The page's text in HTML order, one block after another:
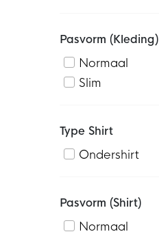
Pasvorm (kleding)
Normaal
Slim
Type Shirt
Ondershirt
Pasvorm (shirt)
Normaal